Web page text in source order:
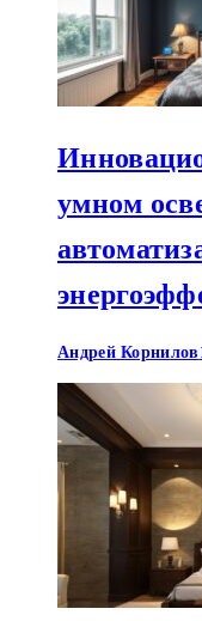
умном
Андрей Корнилов